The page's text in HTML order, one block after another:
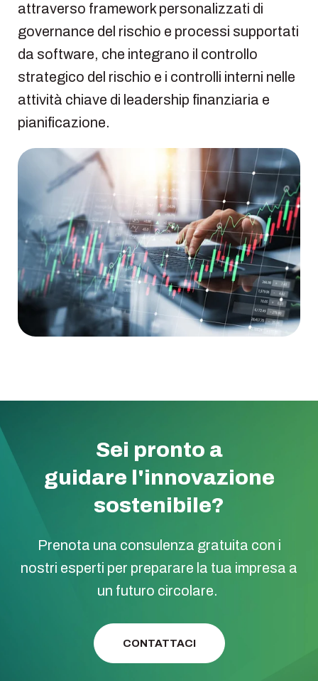
attraverso framework personalizzati di
governance del rischio e processi supportati
da software, che integrano il controllo
strategico del rischio e i controlli interni nelle
attività chiave di leadership finanziaria e
pianificazione.
Sei pronto a
guidare l'innovazione
sostenibile?
Prenota una consulenza gratuita con i
nostri esperti per preparare la tua impresa a
un futuro circolare.
CONTATTACI